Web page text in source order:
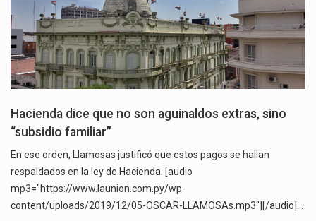
Hacienda dice que no son aguinaldos extras, sino
“subsidio familiar”
En ese orden, Llamosas justificó que estos pagos se hallan
respaldados en la ley de Hacienda. [audio
mp3="https://www.launion.com.py/wp-
content/uploads/2019/12/05-OSCAR-LLAMOSAs.mp3"][/audio]…